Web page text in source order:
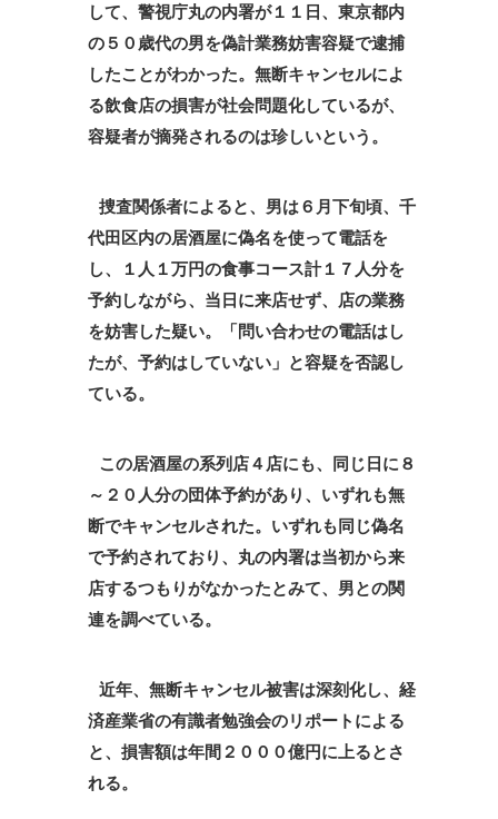
して、警視庁丸の内署が１１日、東京都内
の５０歳代の男を偽計業務妨害容疑で逮捕
したことがわかった。無断キャンセルによ
る飲食店の損害が社会問題化しているが、
容疑者が摘発されるのは珍しいという。
捜査関係者によると、男は６月下旬頃、千
代田区内の居酒屋に偽名を使って電話を
し、１人１万円の食事コース計１７人分を
予約しながら、当日に来店せず、店の業務
を妨害した疑い。「問い合わせの電話はし
たが、予約はしていない」と容疑を否認し
ている。
この居酒屋の系列店４店にも、同じ日に８
～２０人分の団体予約があり、いずれも無
断でキャンセルされた。いずれも同じ偽名
で予約されており、丸の内署は当初から来
店するつもりがなかったとみて、男との関
連を調べている。
近年、無断キャンセル被害は深刻化し、経
済産業省の有識者勉強会のリポートによる
と、損害額は年間２０００億円に上るとさ
れる。